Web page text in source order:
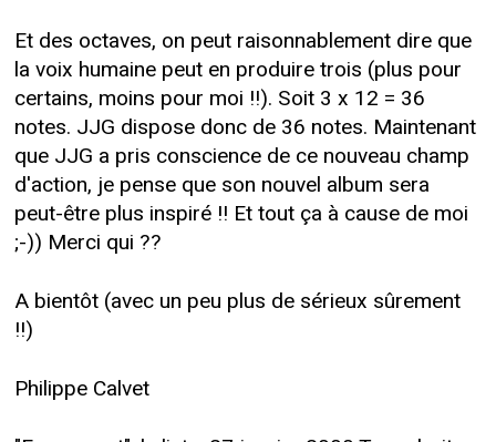
Et des octaves, on peut raisonnablement dire que
la voix humaine peut en produire trois (plus pour
certains, moins pour moi !!). Soit 3 x 12 = 36
notes. JJG dispose donc de 36 notes. Maintenant
que JJG a pris conscience de ce nouveau champ
d'action, je pense que son nouvel album sera
peut-être plus inspiré !! Et tout ça à cause de moi
;-)) Merci qui ??
A bientôt (avec un peu plus de sérieux sûrement
!!)
Philippe Calvet